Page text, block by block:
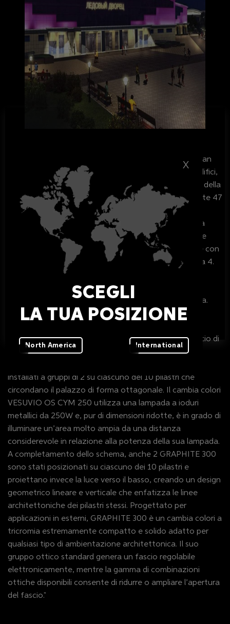
"Nel corso degli ultimi mesi, l’azienda Svetoservis Kuban
ha realizzato l’illuminazione esterna di entrambi gli edifici,
avvalendosi di apparecchi GRIVEN. Per oltre 64 metri della
facciata principale dell’Ice Palace sono state impiegate 47
Parade S-RGBW-60 ad ottica ellittica, installate sulla
parte superiore dell’ingresso principale per illuminare la
tettoia spiovente e le pareti frontali simmetricamente
decorate. PARADE S-RGBW-60 è una barra modulare con
60 LED RGBW di potenza raggruppati in 15 cluster da 4.
Le sue nuovissime ottiche ellittica ed ellittica larga
consentono di ottenere una diffusione del colore
perfettamente uniforme anche a distanza ravvicinata.
efficace sistema d’illuminazione che riproduce un fascio di
luce colorata lungo l’intero perimetro della sua parte
installati a gruppi di 2 su ciascuno dei 10 pilastri che
circondano il palazzo di forma ottagonale. Il cambia colori
VESUVIO OS CYM 250 utilizza una lampada a ioduri
metallici da 250W e, pur di dimensioni ridotte, è in grado di
illuminare un’area molto ampia da una distanza
considerevole in relazione alla potenza della sua lampada.
A completamento dello schema, anche 2 GRAPHITE 300
sono stati posizionati su ciascuno dei 10 pilastri e
proiettano invece la luce verso il basso, creando un design
geometrico lineare e verticale che enfatizza le linee
architettoniche dei pilastri stessi. Progettato per
applicazioni in esterni, GRAPHITE 300 è un cambia colori a
tricromia estremamente compatto e solido adatto per
qualsiasi tipo di ambientazione architettonica. Il suo
gruppo ottico standard genera un fascio regolabile
elettronicamente, mentre la gamma di combinazioni
ottiche disponibili consente di ridurre o ampliare l’apertura
del fascio."
X
SCEGLI
LA TUA POSIZIONE
North America International